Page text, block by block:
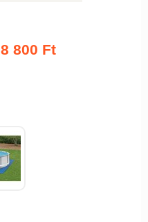
8 800 Ft